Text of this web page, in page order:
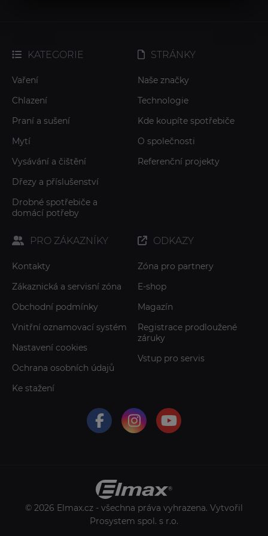
KATEGORIE
Vaření
Chlazení
Praní a sušení
Mytí
Vysávání a čištění
Dřezy a příslušenství
Drobné spotřebiče a
domácí potřeby
STRÁNKY
Naše značky
Technologie
Kde koupíte spotřebiče
O společnosti
Referenční projekty
PRO ZÁKAZNÍKY
Kontakty
Zákaznická a servisní zóna
Obchodní podmínky
Vnitřní oznamovací systém
Nastavení cookies
Ochrana osobních údajů
Ke stažení
ODKAZY
Zóna pro partnery
E-shop
Magazín
Registrace prodloužené
záruky
Vstup pro servis
© 2026 Elmax.cz - všechna práva vyhrazena. Vytvořil
Prosystem spol. s r.o.